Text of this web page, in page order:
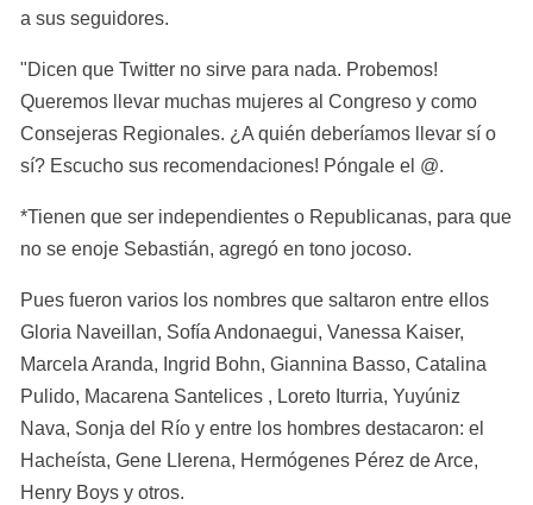
a sus seguidores.
"Dicen que Twitter no sirve para nada. Probemos!
Queremos llevar muchas mujeres al Congreso y como
Consejeras Regionales. ¿A quién deberíamos llevar sí o
sí? Escucho sus recomendaciones! Póngale el @.
*Tienen que ser independientes o Republicanas, para que
no se enoje Sebastián, agregó en tono jocoso.
Pues fueron varios los nombres que saltaron entre ellos
Gloria Naveillan, Sofía Andonaegui, Vanessa Kaiser,
Marcela Aranda, Ingrid Bohn, Giannina Basso, Catalina
Pulido, Macarena Santelices , Loreto Iturria, Yuyúniz
Nava, Sonja del Río y entre los hombres destacaron: el
Hacheísta, Gene Llerena, Hermógenes Pérez de Arce,
Henry Boys y otros.